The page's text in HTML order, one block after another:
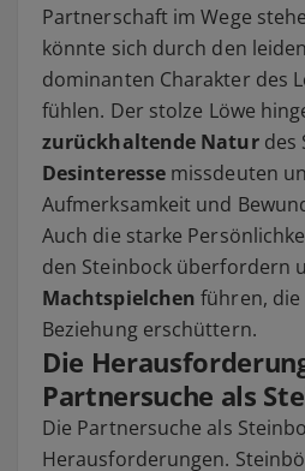
Partnerschaft im Wege
könnte sich durch den
dominanten Charakter des
fühlen. Der stolze Löwe
zurückhaltende Naturdes
Desinteresse missdeuten
Aufmerksamkeit und
Auch die starke
den Steinbock überfordern
Machtspielchenführen, die
Beziehung erschüttern.
Die
Partnersuche als
Die Partnersuche als
Herausforderungen.